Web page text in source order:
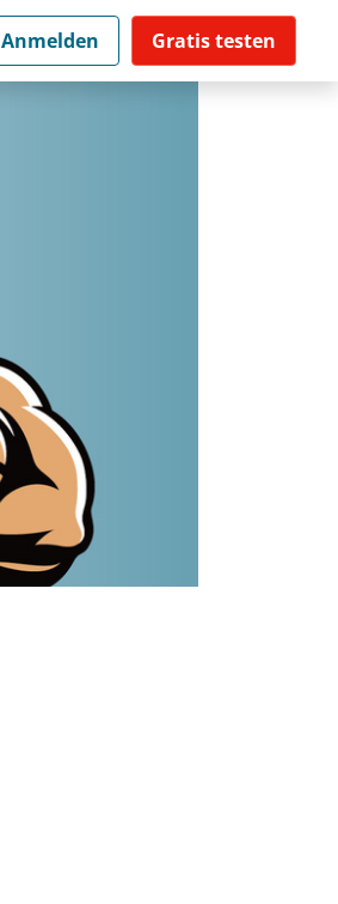
Anmelden Gratis testen